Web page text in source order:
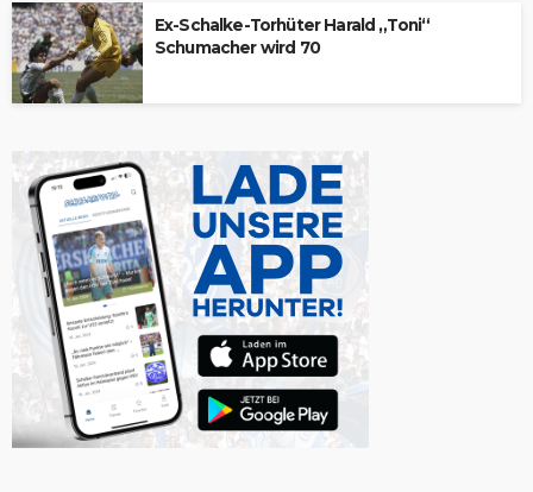
Ex-Schalke-Torhüter Harald „Toni“
Schumacher wird 70